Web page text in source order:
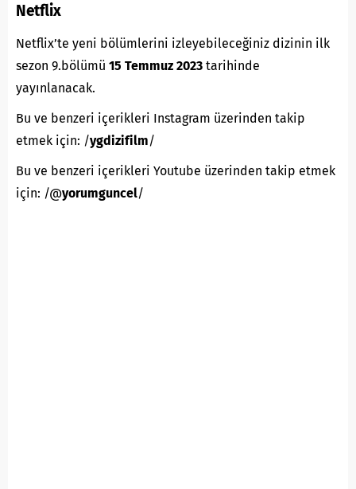
Netflix
Netflix’te yeni bölümlerini izleyebileceğiniz dizinin ilk
sezon 9.bölümü 15 Temmuz 2023 tarihinde
yayınlanacak.
Bu ve benzeri içerikleri Instagram üzerinden takip
etmek için: /ygdizifilm/
Bu ve benzeri içerikleri Youtube üzerinden takip etmek
için: /@yorumguncel/